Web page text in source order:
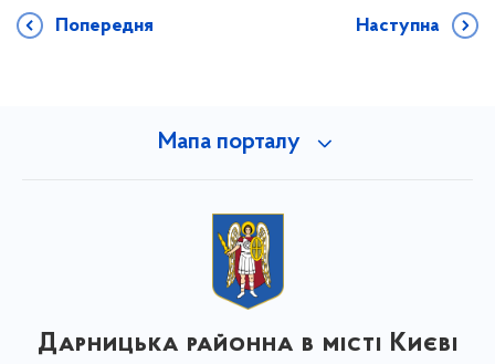
Попередня Наступна
Мапа порталу
Дарницька районна в місті Києві